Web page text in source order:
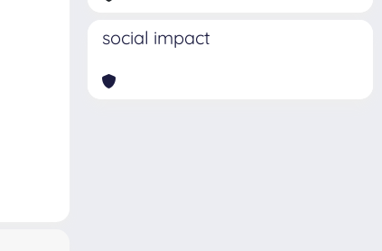
social impact